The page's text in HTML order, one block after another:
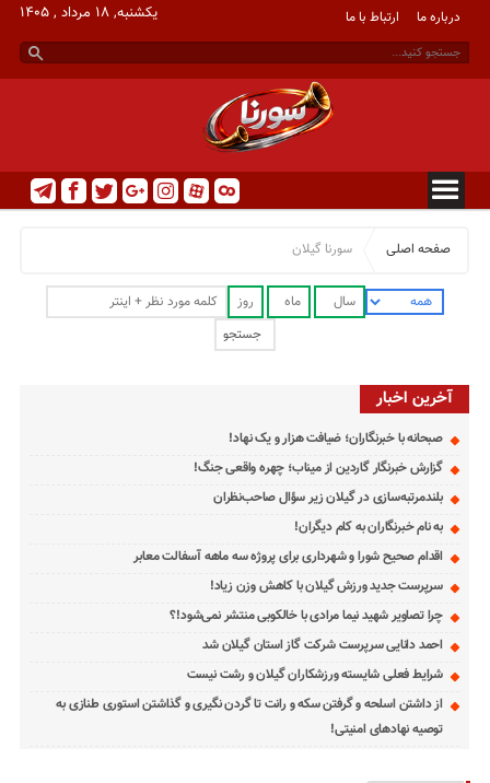
درباره ما ارتباط با ما یکشنبه, ۱۸ مرداد , ۱۴۰۵
صفحه اصلی سورنا گیلان
آخرین اخبار
صبحانه با خبرنگاران؛ ضیافت هزار و یک نهاد!
گزارش خبرنگار گاردین از میناب؛ چهره واقعی جنگ!
بلندمرتبه‌سازی در گیلان زیر سؤال صاحب‌نظران
به نام خبرنگاران به کام دیگران!
اقدام صحیح شورا و شهرداری برای پروژه سه ماهه آسفالت معابر
سرپرست جدید ورزش گیلان با کاهش وزن زیاد!
چرا تصاویر شهید نیما مرادی با خالکوبی منتشر نمی‌شود!؟
احمد دانایی سرپرست شرکت گاز استان گیلان شد
شرایط فعلی شایسته ورزشکاران گیلان و رشت نیست
از داشتن اسلحه و گرفتن سکه و رانت تا گردن نگیری و گذاشتن استوری طنازی به
توصیه نهادهای امنیتی!